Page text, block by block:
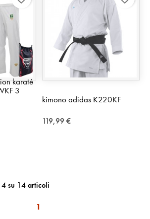
karaté
3
kimono adidas K220KF
119,99 €
su 14 articoli
1